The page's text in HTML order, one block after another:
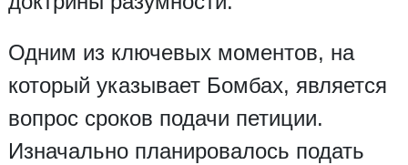
Одним из ключевых моментов, на
который указывает Бомбах, является
вопрос сроков подачи петиции.
Изначально планировалось подать